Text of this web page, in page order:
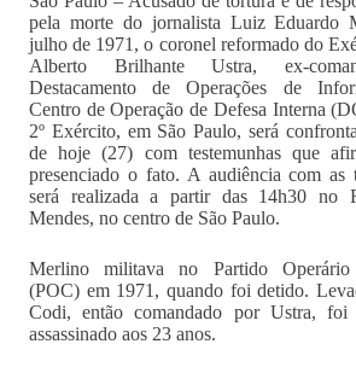
pela morte do jornalista Luiz Eduardo
julho de 1971, o coronel reformado do
Alberto Brilhante Ustra, ex-
Destacamento de Operações de
Centro de Operação de Defesa Interna
2º Exército, em São Paulo, será
de hoje (27) com testemunhas que
presenciado o fato. A audiência com as
será realizada a partir das 14h30 no
Mendes, no centro de São Paulo.
Merlino militava no Partido Operário
(POC) em 1971, quando foi detido.
Codi, então comandado por Ustra, foi
assassinado aos 23 anos.